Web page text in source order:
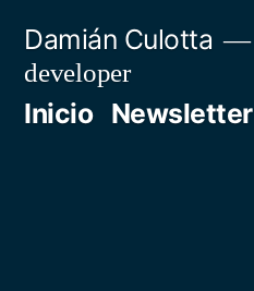
contenido
Damián Culotta
developer
Inicio Newsletter